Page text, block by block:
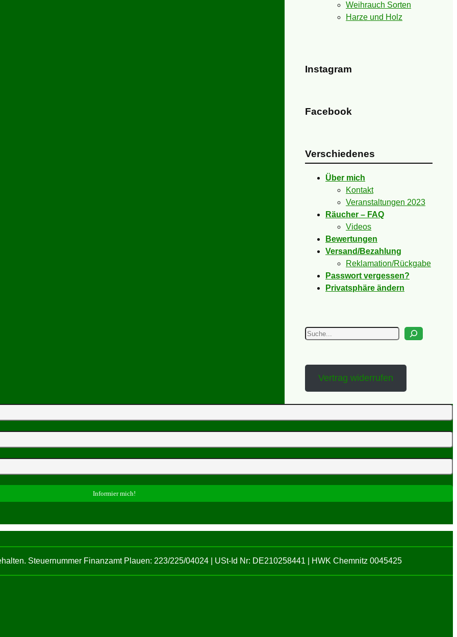
Weihrauch Sorten
Harze und Holz
Instagram
Facebook
Verschiedenes
Über mich
Kontakt
Veranstaltungen 2023
Räucher – FAQ
Videos
Bewertungen
Versand/Bezahlung
Reklamation/Rückgabe
Passwort vergessen?
Privatsphäre ändern
Suchen
Vertrag widerrufen
Steuernummer Finanzamt Plauen: 223/225/04024 | USt-Id Nr: DE210258441 | HWK Chemnitz 0045425